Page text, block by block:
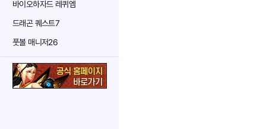
바이오하자드 레퀴엠
드래곤 퀘스트7
풋볼 매니저26